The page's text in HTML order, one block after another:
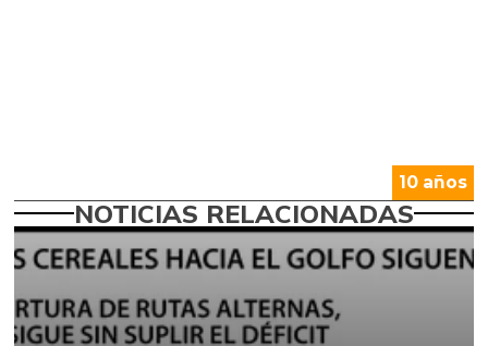
10 años
NOTICIAS RELACIONADAS